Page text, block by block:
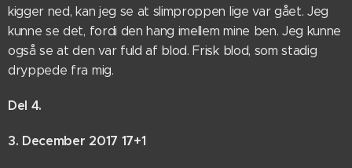
kigger ned, kan jeg se at slimproppen lige var gået. Jeg
kunne se det, fordi den hang imellem mine ben. Jeg kunne
også se at den var fuld af blod. Frisk blod, som stadig
dryppede fra mig.
Del 4.
3. December 2017 17+1